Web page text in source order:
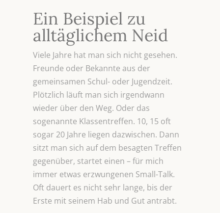
Ein Beispiel zu
alltäglichem Neid
Viele Jahre hat man sich nicht gesehen.
Freunde oder Bekannte aus der
gemeinsamen Schul- oder Jugendzeit.
Plötzlich läuft man sich irgendwann
wieder über den Weg. Oder das
sogenannte Klassentreffen. 10, 15 oft
sogar 20 Jahre liegen dazwischen. Dann
sitzt man sich auf dem besagten Treffen
gegenüber, startet einen – für mich
immer etwas erzwungenen Small-Talk.
Oft dauert es nicht sehr lange, bis der
Erste mit seinem Hab und Gut antrabt.